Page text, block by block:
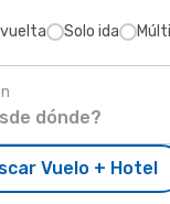
vuelta Solo ida
Vuelo + Hotel